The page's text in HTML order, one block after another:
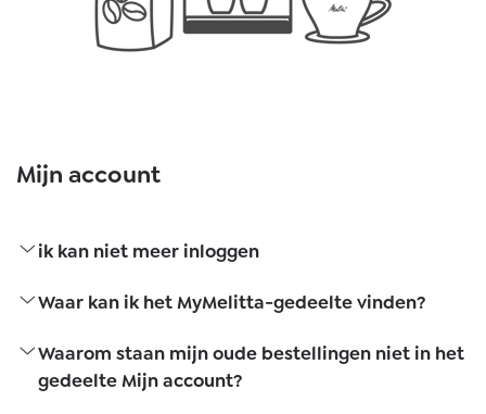
Mijn account
ik kan niet meer inloggen
Waar kan ik het MyMelitta-gedeelte vinden?
Waarom staan mijn oude bestellingen niet in het
gedeelte Mijn account?